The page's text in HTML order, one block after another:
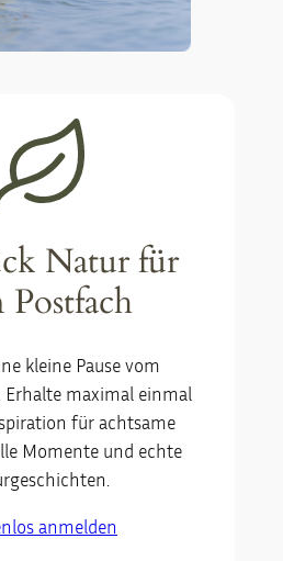
Natur für
Postfach
kleine Pause vom
maximal einmal
für achtsame
Momente und echte
anmelden